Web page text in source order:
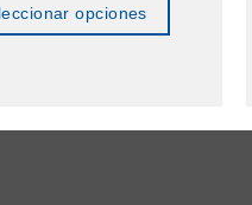
opciones